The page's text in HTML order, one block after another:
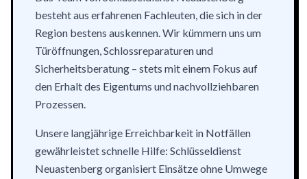
besteht aus erfahrenen Fachleuten, die sich in der
Region bestens auskennen. Wir kümmern uns um
Türöffnungen, Schlossreparaturen und
Sicherheitsberatung – stets mit einem Fokus auf
den Erhalt des Eigentums und nachvollziehbaren
Prozessen.
Unsere langjährige Erreichbarkeit in Notfällen
gewährleistet schnelle Hilfe: Schlüsseldienst
Neuastenberg organisiert Einsätze ohne Umwege